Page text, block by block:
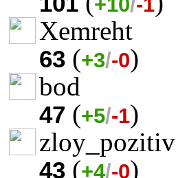
Xemreht
63 (+3/-0)
bod
47 (+5/-1)
zloy_pozitiv
43 (+4/-0)